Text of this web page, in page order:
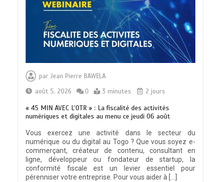
parJean Pierre BAWELA
août 5, 2026
0 3 minutes 2 jours
« 45 MIN AVEC L’OTR » : La fiscalité des activités
numériques et digitales au menu ce jeudi 06 août
Vous exercez une activité dans le secteur du
numérique ou du digital au Togo ? Que vous soyez e-
commerçant, créateur de contenu, consultant en
ligne, développeur ou fondateur de startup, la
conformité fiscale est un levier essentiel pour
pérenniser votre entreprise. Pour vous aider à […]
TRANSFORMATION SOCIALE :
Feuille de route
5 minutes
TOGO : Sauver la mère devient un
indicateur de civilisation
4 minutes